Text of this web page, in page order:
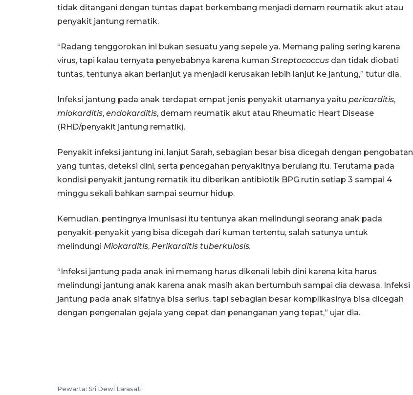
tidak ditangani dengan tuntas dapat berkembang menjadi demam reumatik akut atau
penyakit jantung rematik.
“Radang tenggorokan ini bukan sesuatu yang sepele ya. Memang paling sering karena
virus, tapi kalau ternyata penyebabnya karena kuman Streptococcus dan tidak diobati
tuntas, tentunya akan berlanjut ya menjadi kerusakan lebih lanjut ke jantung,” tutur dia.
Infeksi jantung pada anak terdapat empat jenis penyakit utamanya yaitu pericarditis,
miokarditis, endokarditis, demam reumatik akut atau Rheumatic Heart Disease
(RHD/penyakit jantung rematik).
Penyakit infeksi jantung ini, lanjut Sarah, sebagian besar bisa dicegah dengan pengobatan
yang tuntas, deteksi dini, serta pencegahan penyakitnya berulang itu. Terutama pada
kondisi penyakit jantung rematik itu diberikan antibiotik BPG rutin setiap 3 sampai 4
minggu sekali bahkan sampai seumur hidup.
Kemudian, pentingnya imunisasi itu tentunya akan melindungi seorang anak pada
penyakit-penyakit yang bisa dicegah dari kuman tertentu, salah satunya untuk
melindungi Miokarditis, Perikarditis tuberkulosis.
“Infeksi jantung pada anak ini memang harus dikenali lebih dini karena kita harus
melindungi jantung anak karena anak masih akan bertumbuh sampai dia dewasa. Infeksi
jantung pada anak sifatnya bisa serius, tapi sebagian besar komplikasinya bisa dicegah
dengan pengenalan gejala yang cepat dan penanganan yang tepat,” ujar dia.
Pewarta: Sri Dewi Larasati
Optimalkan aset negara,
bisnis di Pontianak
22 Juli 2026 17:09